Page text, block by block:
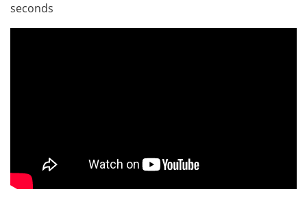
seconds